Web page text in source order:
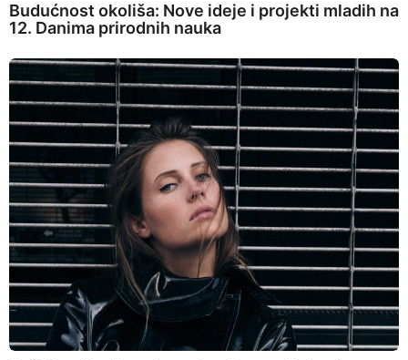
Budućnost okoliša: Nove ideje i projekti mladih na
12. Danima prirodnih nauka